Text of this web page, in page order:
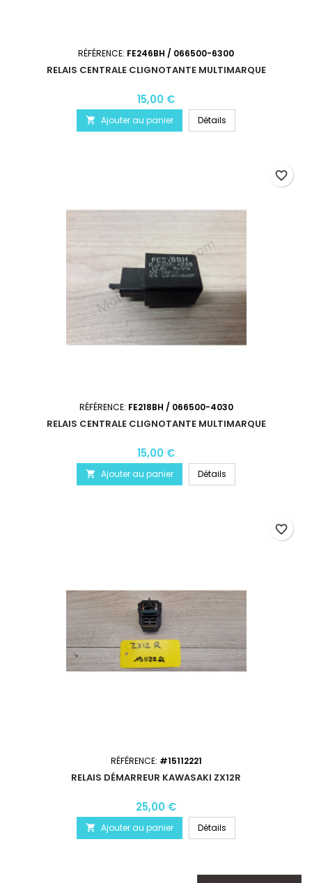
RÉFÉRENCE: FE246BH / 066500-6300
RELAIS CENTRALE CLIGNOTANTE MULTIMARQUE
15,00 €
 Ajouter au panier Détails
RÉFÉRENCE: FE218BH / 066500-4030
RELAIS CENTRALE CLIGNOTANTE MULTIMARQUE
15,00 €
 Ajouter au panier Détails
favorite_border
RÉFÉRENCE: #15112221
RELAIS DÉMARREUR KAWASAKI ZX12R
25,00 €
 Ajouter au panier Détails
favorite_border